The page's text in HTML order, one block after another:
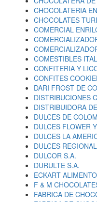
CHOCOLATERIA
CHOCOLATES
COMERCIAL
COMESTIBLES
CONFITERIA Y
CONFITES
DARI FROST DE
DISTRIBUCIONES
DISTRIBUIDORA
DULCES DE
DULCES FLOWER
DULCES LA
DULCES
DULCOR S.A.
DURULTE S.A.
ECKART
F & M
FABRICA DE